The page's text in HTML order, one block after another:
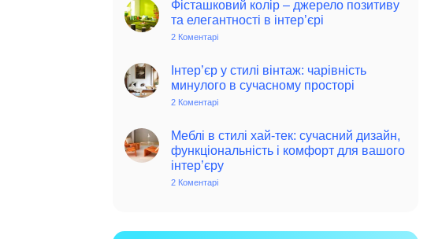
автентичний
колониальний
стиль
особливості
та
поради
Фісташковий колір – джерело позитиву
та елегантності в інтер’єрі
2 Коментарі
–
джерело
позитиву
інтер’єрі
Інтер’єр у стилі вінтаж: чарівність
минулого в сучасному просторі
2 Коментарі
стилі
вінтаж:
чарівність
минулого
в
Меблі в стилі хай-тек: сучасний дизайн,
функціональність і комфорт для вашого
інтер’єру
2 Коментарі
тек: